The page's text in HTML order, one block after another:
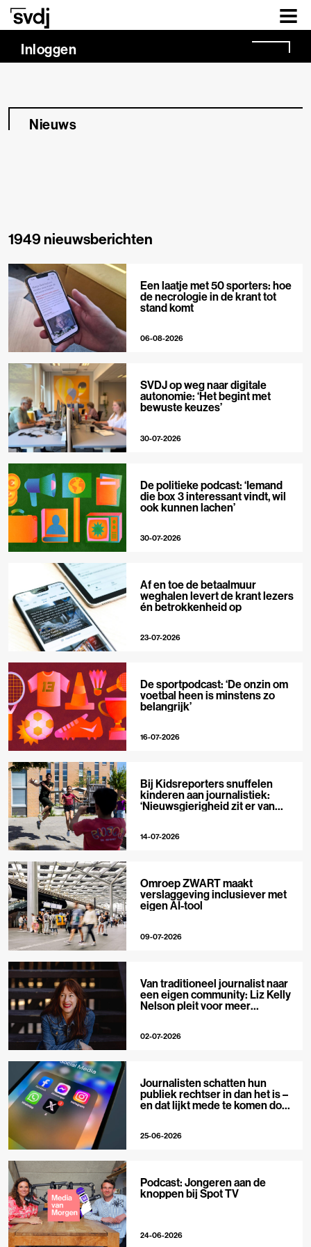
Naar hoofdinhoud
Inloggen
Nieuws
1949 nieuwsberichten
Een laatje met 50 sporters: hoe
de necrologie in de krant tot
stand komt
06-08-2026
SVDJ op weg naar digitale
autonomie: ‘Het begint met
bewuste keuzes’
30-07-2026
De politieke podcast: ‘Iemand
die box 3 interessant vindt, wil
ook kunnen lachen’
30-07-2026
Af en toe de betaalmuur
weghalen levert de krant lezers
én betrokkenheid op
23-07-2026
De sportpodcast: ‘De onzin om
voetbal heen is minstens zo
belangrijk’
16-07-2026
Bij Kidsreporters snuffelen
kinderen aan journalistiek:
‘Nieuwsgierigheid zit er van
14-07-2026
Omroep ZWART maakt
verslaggeving inclusiever met
eigen AI-tool
09-07-2026
Van traditioneel journalist naar
een eigen community: Liz Kelly
Nelson pleit voor meer
02-07-2026
Journalisten schatten hun
publiek rechtser in dan het is –
en dat lijkt mede te komen door
25-06-2026
Podcast: Jongeren aan de
knoppen bij Spot TV
24-06-2026